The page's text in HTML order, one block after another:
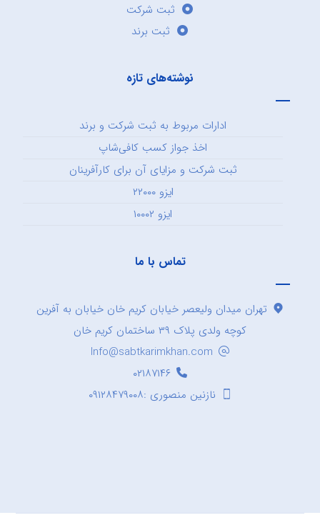
ثبت شرکت
ثبت برند
نوشته‌های تازه
ادارات مربوط به ثبت شرکت و برند
اخذ جواز کسب کافی‌شاپ
ثبت شرکت و مزایای آن برای کارآفرینان
ایزو ۲۲۰۰۰
ایزو ۱۰۰۰۲
تماس با ما
تهران میدان ولیعصر خیابان کریم خان خیابان به آفرین
کوچه ولدی پلاک ۳۹ ساختمان کریم خان
Info@sabtkarimkhan.com
۰۲۱۸۷۱۴۶
نازنین منصوری :۰۹۱۲۸۴۷۹۰۰۸